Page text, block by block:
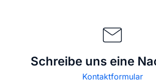
Schreibe uns eine
Kontaktformular